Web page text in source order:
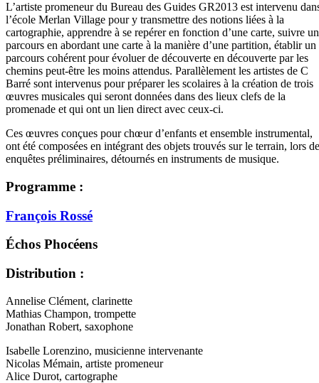
L’artiste promeneur du Bureau des Guides GR2013 est intervenu
l’école Merlan Village pour y transmettre des notions liées à la
cartographie, apprendre à se repérer en fonction d’une carte, suivre un
parcours en abordant une carte à la manière d’une partition, établir un
parcours cohérent pour évoluer de découverte en découverte par les
chemins peut-être les moins attendus. Parallèlement les artistes de C
Barré sont intervenus pour préparer les scolaires à la création de trois
œuvres musicales qui seront données dans des lieux clefs de la
promenade et qui ont un lien direct avec ceux-ci.
Ces œuvres conçues pour chœur d’enfants et ensemble instrumental,
ont été composées en intégrant des objets trouvés sur le terrain, lors
enquêtes préliminaires, détournés en instruments de musique.
Programme :
François Rossé
Échos Phocéens
Distribution :
Annelise Clément, clarinette
Mathias Champon, trompette
Jonathan Robert, saxophone
Isabelle Lorenzino, musicienne intervenante
Nicolas Mémain, artiste promeneur
Alice Durot, cartographe